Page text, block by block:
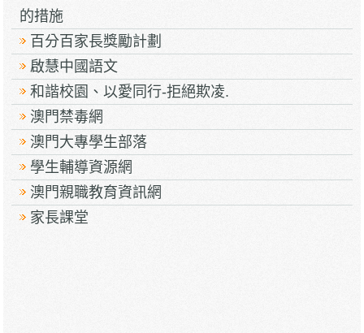
的措施
百分百家長獎勵計劃
啟慧中國語文
和諧校園、以愛同行-拒絕欺凌.
澳門禁毒網
澳門大專學生部落
學生輔導資源網
澳門親職教育資訊網
家長課堂